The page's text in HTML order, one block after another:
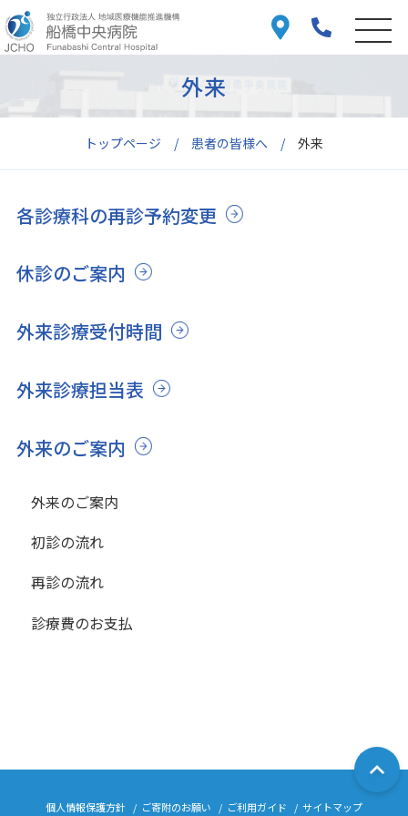
トップページ 患者の皆様へ 外来
外来
各診療科の再診予約変更
休診のご案内
外来診療受付時間
外来診療担当表
外来のご案内
外来のご案内
初診の流れ
再診の流れ
診療費のお支払
個人情報保護方針 ご寄附のお願い ご利用ガイド
サイトマップ